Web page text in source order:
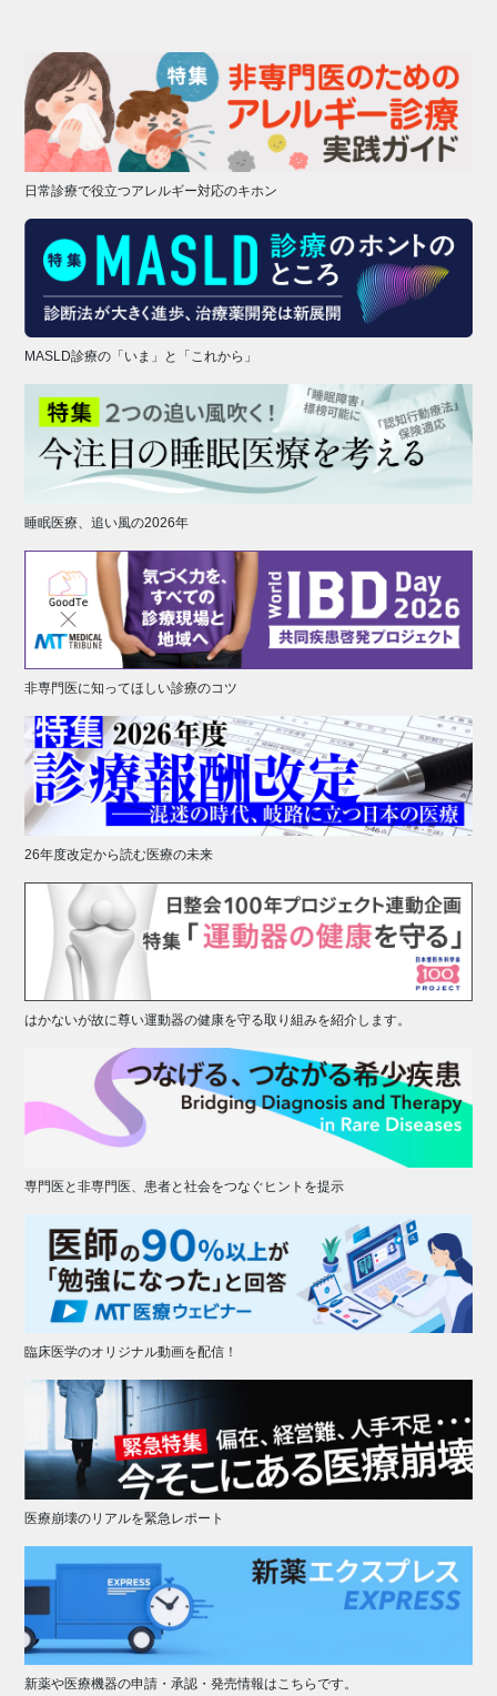
日常診療で役立つアレルギー対応のキホン
MASLD診療の「いま」と「これから」
睡眠医療、追い風の2026年
非専門医に知ってほしい診療のコツ
26年度改定から読む医療の未来
はかないが故に尊い運動器の健康を守る取り組みを紹介します。
専門医と非専門医、患者と社会をつなぐヒントを提示
臨床医学のオリジナル動画を配信！
医療崩壊のリアルを緊急レポート
新薬や医療機器の申請・承認・発売情報はこちらです。